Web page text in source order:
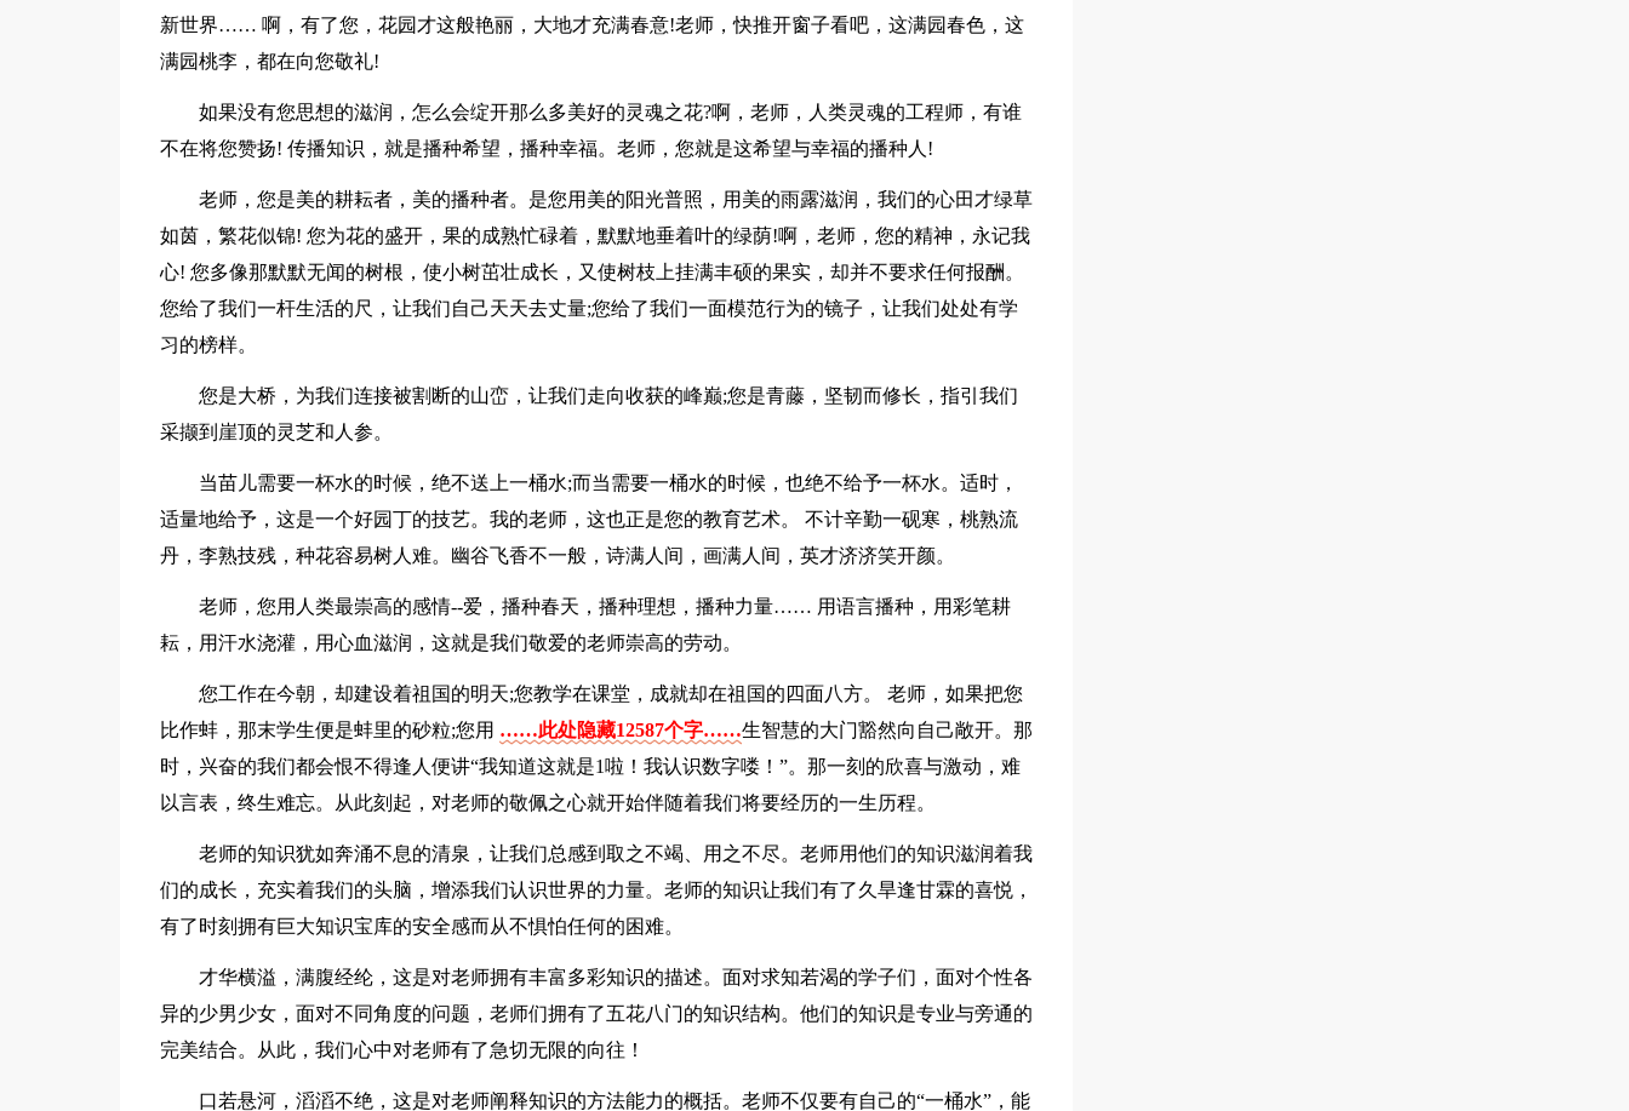
新世界…… 啊，有了您，花园才这般艳丽，大地才充满春意!老师，快推开窗子看吧，这满园春色，这
满园桃李，都在向您敬礼!
如果没有您思想的滋润，怎么会绽开那么多美好的灵魂之花?啊，老师，人类灵魂的工程师，有谁
不在将您赞扬! 传播知识，就是播种希望，播种幸福。老师，您就是这希望与幸福的播种人!
老师，您是美的耕耘者，美的播种者。是您用美的阳光普照，用美的雨露滋润，我们的心田才绿草
如茵，繁花似锦! 您为花的盛开，果的成熟忙碌着，默默地垂着叶的绿荫!啊，老师，您的精神，永记我
心! 您多像那默默无闻的树根，使小树茁壮成长，又使树枝上挂满丰硕的果实，却并不要求任何报酬。
您给了我们一杆生活的尺，让我们自己天天去丈量;您给了我们一面模范行为的镜子，让我们处处有学
习的榜样。
您是大桥，为我们连接被割断的山峦，让我们走向收获的峰巅;您是青藤，坚韧而修长，指引我们
采撷到崖顶的灵芝和人参。
当苗儿需要一杯水的时候，绝不送上一桶水;而当需要一桶水的时候，也绝不给予一杯水。适时，
适量地给予，这是一个好园丁的技艺。我的老师，这也正是您的教育艺术。 不计辛勤一砚寒，桃熟流
丹，李熟技残，种花容易树人难。幽谷飞香不一般，诗满人间，画满人间，英才济济笑开颜。
老师，您用人类最崇高的感情--爱，播种春天，播种理想，播种力量…… 用语言播种，用彩笔耕
耘，用汗水浇灌，用心血滋润，这就是我们敬爱的老师崇高的劳动。
您工作在今朝，却建设着祖国的明天;您教学在课堂，成就却在祖国的四面八方。 老师，如果把您
比作蚌，那末学生便是蚌里的砂粒;您用 ……此处隐藏12587个字……生智慧的大门豁然向自己敞开。那
时，兴奋的我们都会恨不得逢人便讲“我知道这就是1啦！我认识数字喽！”。那一刻的欣喜与激动，难
以言表，终生难忘。从此刻起，对老师的敬佩之心就开始伴随着我们将要经历的一生历程。
老师的知识犹如奔涌不息的清泉，让我们总感到取之不竭、用之不尽。老师用他们的知识滋润着我
们的成长，充实着我们的头脑，增添我们认识世界的力量。老师的知识让我们有了久旱逢甘霖的喜悦，
有了时刻拥有巨大知识宝库的安全感而从不惧怕任何的困难。
才华横溢，满腹经纶，这是对老师拥有丰富多彩知识的描述。面对求知若渴的学子们，面对个性各
异的少男少女，面对不同角度的问题，老师们拥有了五花八门的知识结构。他们的知识是专业与旁通的
完美结合。从此，我们心中对老师有了急切无限的向往！
口若悬河，滔滔不绝，这是对老师阐释知识的方法能力的概括。老师不仅要有自己的“一桶水”，能